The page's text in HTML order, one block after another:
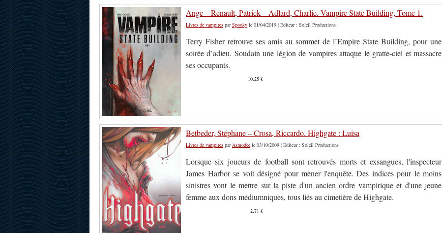
Ange – Renault, Patrick – Adlard, Charlie. Vampire State Building, Tome 1.
Livres de vampires parSpooky le 01/04/2019 | Editeur : Soleil Productions
Terry Fisher retrouve ses amis au sommet de l’Empire State Building, pour une
soirée d’adieu. Soudain une légion de vampires attaque le gratte-ciel et massacre
ses occupants.
10,25 €
Betbeder, Stéphane – Crosa, Riccardo. Highgate : Luisa
Livres de vampires parAsmodée le 03/10/2009 | Editeur : Soleil Productions
Lorsque six joueurs de football sont retrouvés morts et exsangues, l'inspecteur
James Harbor se voit désigné pour mener l'enquête. Des indices pour le moins
sinistres vont le mettre sur la piste d'un ancien ordre vampirique et d'une jeune
femme aux dons médiumniques, tous liés au cimetière de Highgate.
2,71 €